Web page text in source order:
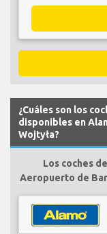
¿Cuáles son los
disponibles en
Wojtyła?
Los coches
Aeropuerto de